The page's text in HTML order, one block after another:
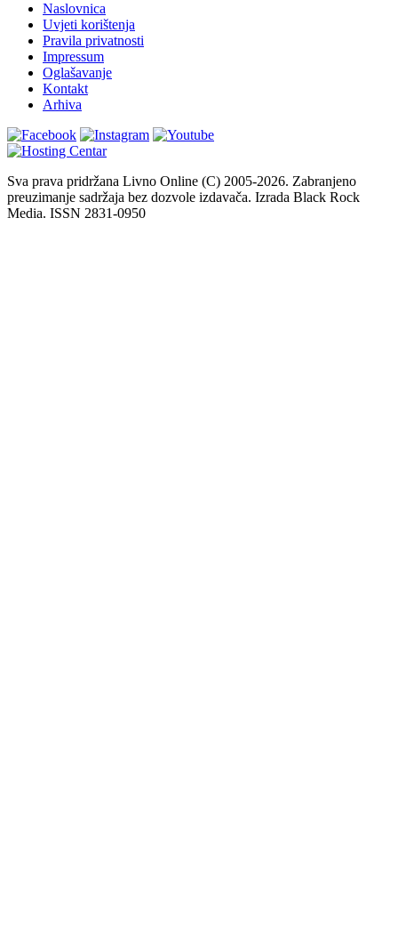
Naslovnica
Uvjeti korištenja
Pravila privatnosti
Impressum
Oglašavanje
Kontakt
Arhiva
Sva prava pridržana Livno Online (C) 2005-2026. Zabranjeno
preuzimanje sadržaja bez dozvole izdavača. Izrada Black Rock
Media. ISSN 2831-0950